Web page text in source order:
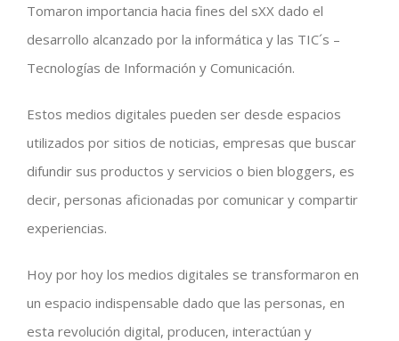
Tomaron importancia hacia fines del sXX dado el
desarrollo alcanzado por la informática y las TIC´s –
Tecnologías de Información y Comunicación.
Estos medios digitales pueden ser desde espacios
utilizados por sitios de noticias, empresas que buscar
difundir sus productos y servicios o bien bloggers, es
decir, personas aficionadas por comunicar y compartir
experiencias.
Hoy por hoy los medios digitales se transformaron en
un espacio indispensable dado que las personas, en
esta revolución digital, producen, interactúan y